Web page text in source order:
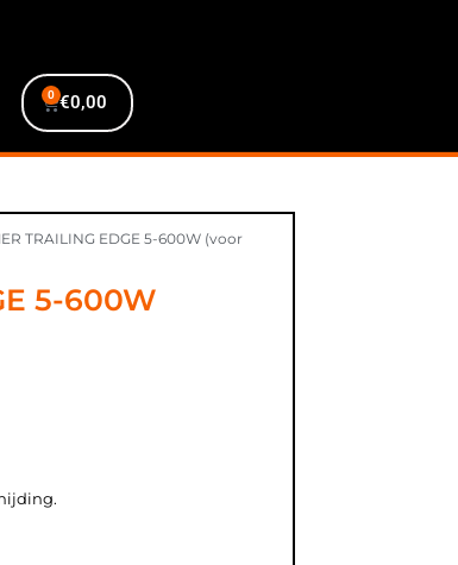
€0,00
0
TRAILING EDGE 5-600W (voor
5-600W